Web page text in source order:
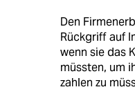
Den
Rückgriff auf
wenn sie das
müssten, um
zahlen zu